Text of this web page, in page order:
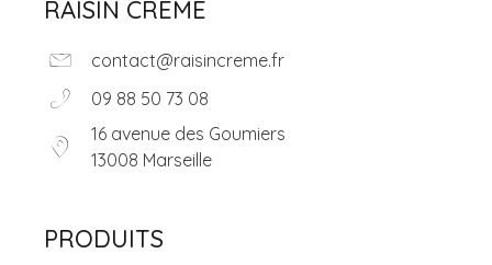
RAISIN CRÈME
contact@raisincreme.fr
09 88 50 73 08
16 avenue des Goumiers
13008 Marseille
PRODUITS